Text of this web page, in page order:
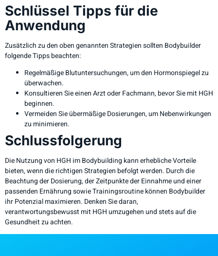
Schlüssel Tipps für die
Anwendung
Zusätzlich zu den oben genannten Strategien sollten Bodybuilder
folgende Tipps beachten:
Regelmäßige Blutuntersuchungen, um den Hormonspiegel zu
überwachen.
Konsultieren Sie einen Arzt oder Fachmann, bevor Sie mit HGH
beginnen.
Vermeiden Sie übermäßige Dosierungen, um Nebenwirkungen
zu minimieren.
Schlussfolgerung
Die Nutzung von HGH im Bodybuilding kann erhebliche Vorteile
bieten, wenn die richtigen Strategien befolgt werden. Durch die
Beachtung der Dosierung, der Zeitpunkte der Einnahme und einer
passenden Ernährung sowie Trainingsroutine können Bodybuilder
ihr Potenzial maximieren. Denken Sie daran,
verantwortungsbewusst mit HGH umzugehen und stets auf die
Gesundheit zu achten.